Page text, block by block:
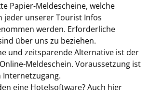
Papier-Meldescheine, welche
jeder unserer Tourist Infos
werden. Erforderliche
über uns zu beziehen.
und zeitsparende Alternative ist der
Meldeschein. Voraussetzung ist
Internetzugang.
eine Hotelsoftware? Auch hier